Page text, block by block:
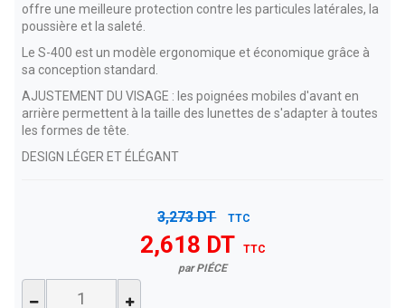
offre une meilleure protection contre les particules latérales, la
poussière et la saleté.
Le S-400 est un modèle ergonomique et économique grâce à
sa conception standard.
AJUSTEMENT DU VISAGE : les poignées mobiles d'avant en
arrière permettent à la taille des lunettes de s'adapter à toutes
les formes de tête.
DESIGN LÉGER ET ÉLÉGANT
3,273 DT TTC
2,618 DT
TTC
par PIÉCE